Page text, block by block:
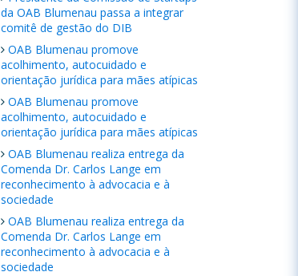
da OAB Blumenau passa a integrar
comitê de gestão do DIB
OAB Blumenau promove
acolhimento, autocuidado e
orientação jurídica para mães atípicas
OAB Blumenau promove
acolhimento, autocuidado e
orientação jurídica para mães atípicas
OAB Blumenau realiza entrega da
Comenda Dr. Carlos Lange em
reconhecimento à advocacia e à
sociedade
OAB Blumenau realiza entrega da
Comenda Dr. Carlos Lange em
reconhecimento à advocacia e à
sociedade